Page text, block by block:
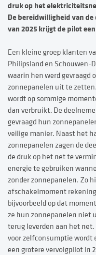
druk op het
De bereidwilligheid van
van 2025 krijgt de pilot
Een kleine groep klanten
Philipsland en Schouwen-
waarin hen werd gevraagd
zonnepanelen uit te
wordt op sommige
dan verbruikt. De
gevraagd hun
veilige manier. Naast het
zonnepanelen zagen de
de druk op het net te
energie te gebruiken
zonder zonnepanelen. Zo
afschakelmoment
bijvoorbeeld op dat
ze hun zonnepanelen niet
terug leverden aan het
voor zelfconsumptie wordt
een grotere vervolgpilot in